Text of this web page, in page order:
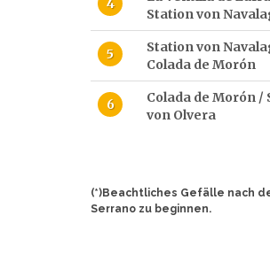
4
Station von
5
Station von
Colada de Morón
6
Colada de Morón /
von Olvera
(*)Beachtliches Gefälle nach
Serrano zu beginnen.